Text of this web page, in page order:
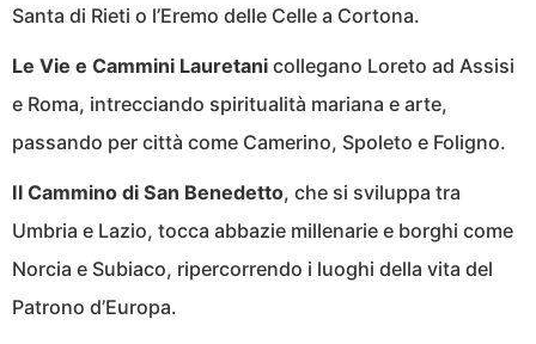
Santa di Rieti o l’Eremo delle Celle a Cortona.
Le Vie e Cammini Lauretani collegano Loreto ad Assisi
e Roma, intrecciando spiritualità mariana e arte,
passando per città come Camerino, Spoleto e Foligno.
Il Cammino di San Benedetto, che si sviluppa tra
Umbria e Lazio, tocca abbazie millenarie e borghi come
Norcia e Subiaco, ripercorrendo i luoghi della vita del
Patrono d’Europa.